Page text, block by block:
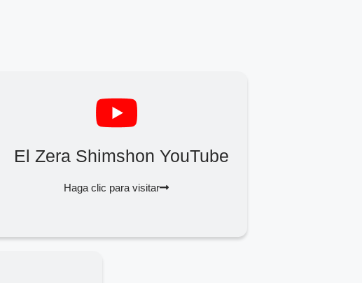
El Zera Shimshon YouTube
Haga clic para visitar